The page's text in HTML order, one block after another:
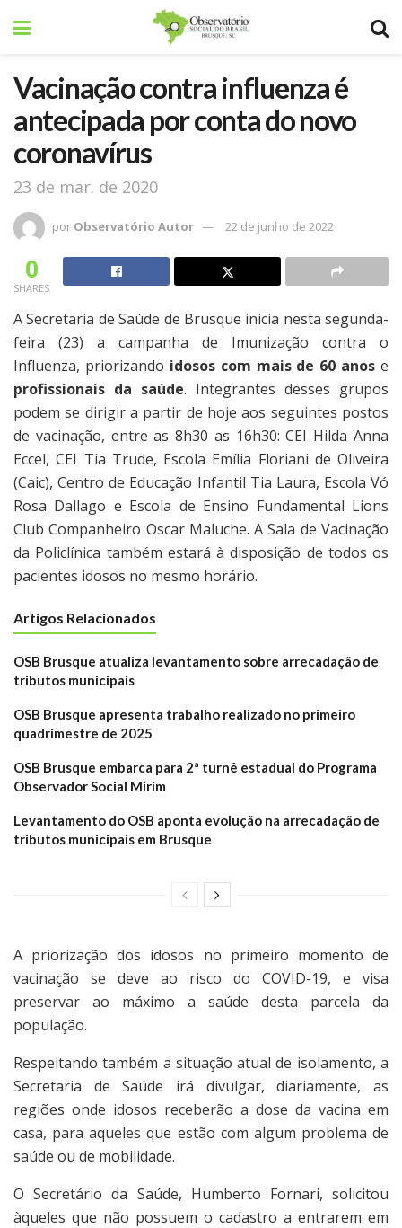
Vacinação contra influenza é
antecipada por conta do novo
coronavírus
23 de mar. de 2020
por Observatório Autor 22 de junho de 2022
0
SHARES
A Secretaria de Saúde de Brusque inicia nesta segunda-
feira (23) a campanha de Imunização contra o
Influenza, priorizando idosos com mais de 60 anos e
profissionais da saúde. Integrantes desses grupos
podem se dirigir a partir de hoje aos seguintes postos
de vacinação, entre as 8h30 as 16h30: CEI Hilda Anna
Eccel, CEI Tia Trude, Escola Emília Floriani de Oliveira
(Caic), Centro de Educação Infantil Tia Laura, Escola Vó
Rosa Dallago e Escola de Ensino Fundamental Lions
Club Companheiro Oscar Maluche. A Sala de Vacinação
da Policlínica também estará à disposição de todos os
pacientes idosos no mesmo horário.
Artigos Relacionados
OSB Brusque atualiza levantamento sobre arrecadação de
tributos municipais
OSB Brusque apresenta trabalho realizado no primeiro
quadrimestre de 2025
OSB Brusque embarca para 2ª turnê estadual do Programa
Observador Social Mirim
Levantamento do OSB aponta evolução na arrecadação de
tributos municipais em Brusque
A priorização dos idosos no primeiro momento de
vacinação se deve ao risco do COVID-19, e visa
preservar ao máximo a saúde desta parcela da
população.
Respeitando também a situação atual de isolamento, a
Secretaria de Saúde irá divulgar, diariamente, as
regiões onde idosos receberão a dose da vacina em
casa, para aqueles que estão com algum problema de
saúde ou de mobilidade.
O Secretário da Saúde, Humberto Fornari, solicitou
àqueles que não possuem o cadastro a entrarem em